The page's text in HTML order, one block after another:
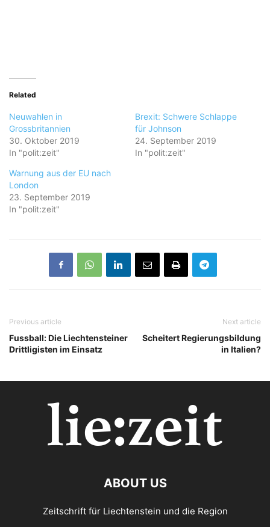
Related
Neuwahlen in
Grossbritannien
30. Oktober 2019
In "polit:zeit"
Brexit: Schwere Schlappe
für Johnson
24. September 2019
In "polit:zeit"
Warnung aus der EU nach
London
23. September 2019
In "polit:zeit"
Previous article
Fussball: Die Liechtensteiner
Drittligisten im Einsatz
Next article
Scheitert Regierungsbildung
in Italien?
ABOUT US
Zeitschrift für Liechtenstein und die Region